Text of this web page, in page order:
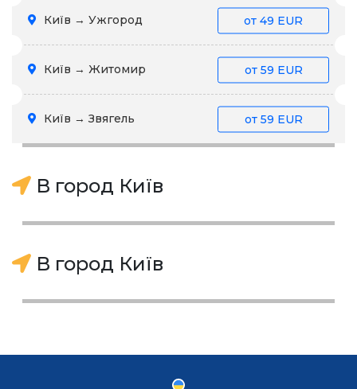
Київ → Ужгород от 49 EUR
Київ → Житомир от 59 EUR
Київ → Звягель от 59 EUR
В город Київ
В город Київ